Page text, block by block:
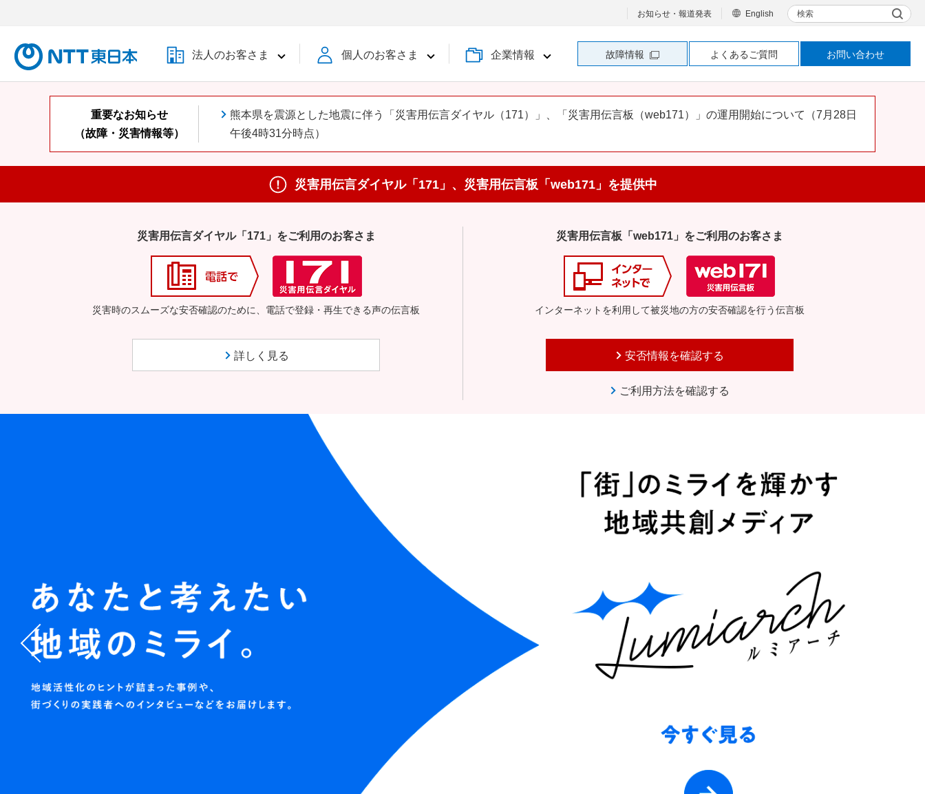
法人のお客さま 個人のお客さま 企業情報
お知らせ・報道発表 English 検索
故障情報 よくあるご質問 お問い合わせ
災害用伝言ダイヤル「171」、 災害用伝言板「web171」を提供中
災害用伝言ダイヤル「171」をご利用のお客さま
災害時のスムーズな安否確認のために、電話で登録・再生できる声の伝言板
詳しく見る
災害用伝言板「web171」をご利用のお客さま
インターネットを利用して被災地の方の安否確認を行う伝言板
安否情報を確認する
ご利用方法を確認する